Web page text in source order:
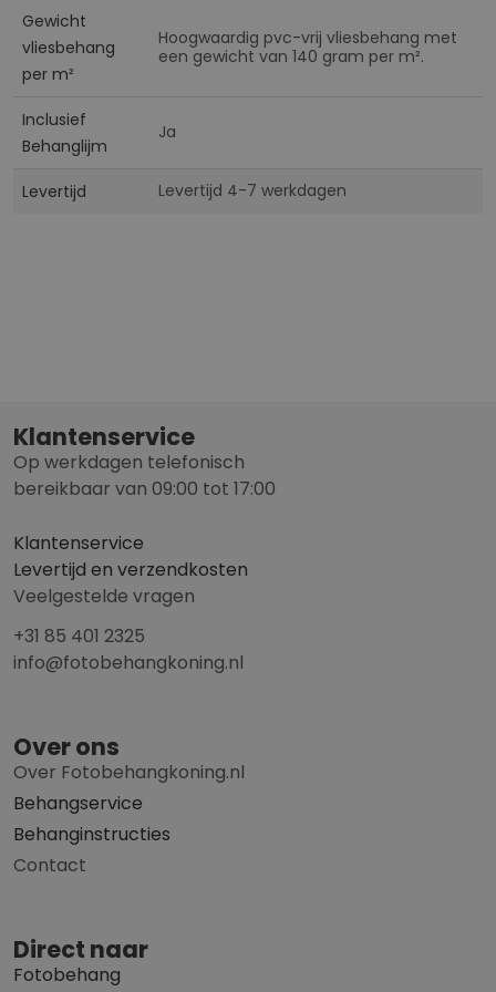
Gewicht
vliesbehang
per m²
Hoogwaardig pvc-vrij vliesbehang met
een gewicht van 140 gram per m².
Inclusief
Behanglijm
Ja
Levertijd Levertijd 4-7 werkdagen
Klantenservice
Op werkdagen telefonisch
bereikbaar van 09:00 tot 17:00
Klantenservice
Levertijd en verzendkosten
Veelgestelde vragen
+31 85 401 2325
info@fotobehangkoning.nl
Over ons
Over Fotobehangkoning.nl
Behangservice
Behanginstructies
Contact
Direct naar
Fotobehang